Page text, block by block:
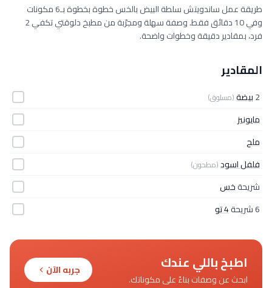
طريقة عمل ساندويتش سلطة البيض بالخس خطوة بخطوة بـ6 مكونات
وفي 10 دقائق فقط. وصفة سهلة ومجرّبة من مطبخ دلوقتي تكفي 2
فرد، بمقادير دقيقة وخطوات واضحة.
المقادير
2بيضة(مسلوق)
مايونيز
ملح
فلفل اسود(مطحون)
شريحةخس
6 شريحة
4 تو
اطبخ باللي عندك
ابحث عن وصفات بناءً على مكوناتك.
جربه الآن